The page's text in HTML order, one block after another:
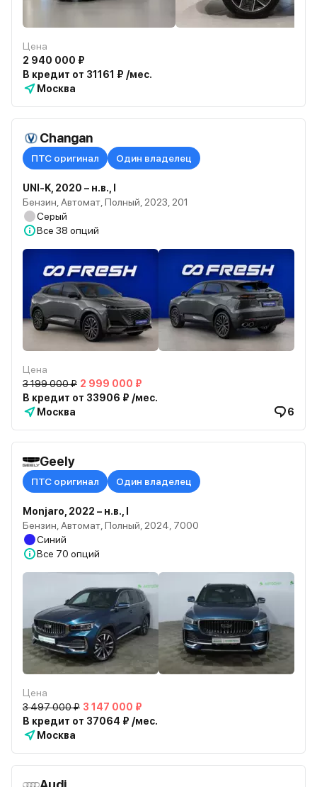
Цена
2 940 000 ₽
В кредит от 31161 ₽ /мес.
Москва
Changan
ПТС оригинал Один владелец
UNI-K, 2020 – н.в., I
Бензин, Автомат, Полный, 2023, 201
Серый
Все 38 опций
Цена
3 199 000 ₽ 2 999 000 ₽
В кредит от 33906 ₽ /мес.
Москва
6
Geely
ПТС оригинал Один владелец
Monjaro, 2022 – н.в., I
Бензин, Автомат, Полный, 2024, 7000
Синий
Все 70 опций
Цена
3 497 000 ₽ 3 147 000 ₽
В кредит от 37064 ₽ /мес.
Москва